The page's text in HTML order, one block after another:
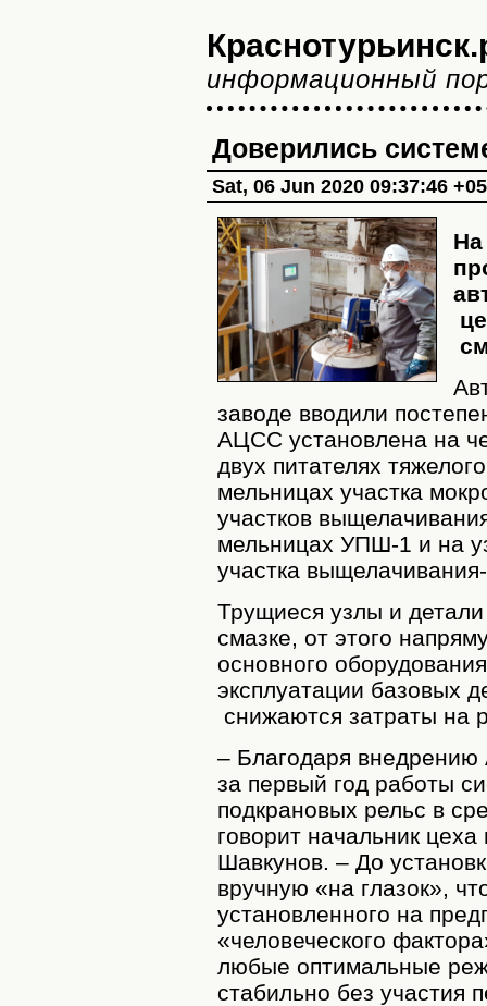
информационный
Доверились
Sat, 06 Jun 2020 09:37:46
На
заводе вводили
АЦСС установлена на
двух питателях
мельницах участка
участков
мельницах УПШ-1 и на
участка
Трущиеся узлы и
смазке, от этого
основного
эксплуатации базовых
снижаются затраты на
– Благодаря
за первый год работы
подкрановых рельс в
говорит начальник
Шавкунов. – До
вручную «на глазок»,
установленного на
«человеческого
любые оптимальные
стабильно без участия